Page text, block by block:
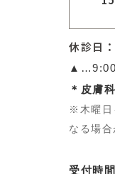
休診日
＊皮膚
※木曜日
なる場
受付時間